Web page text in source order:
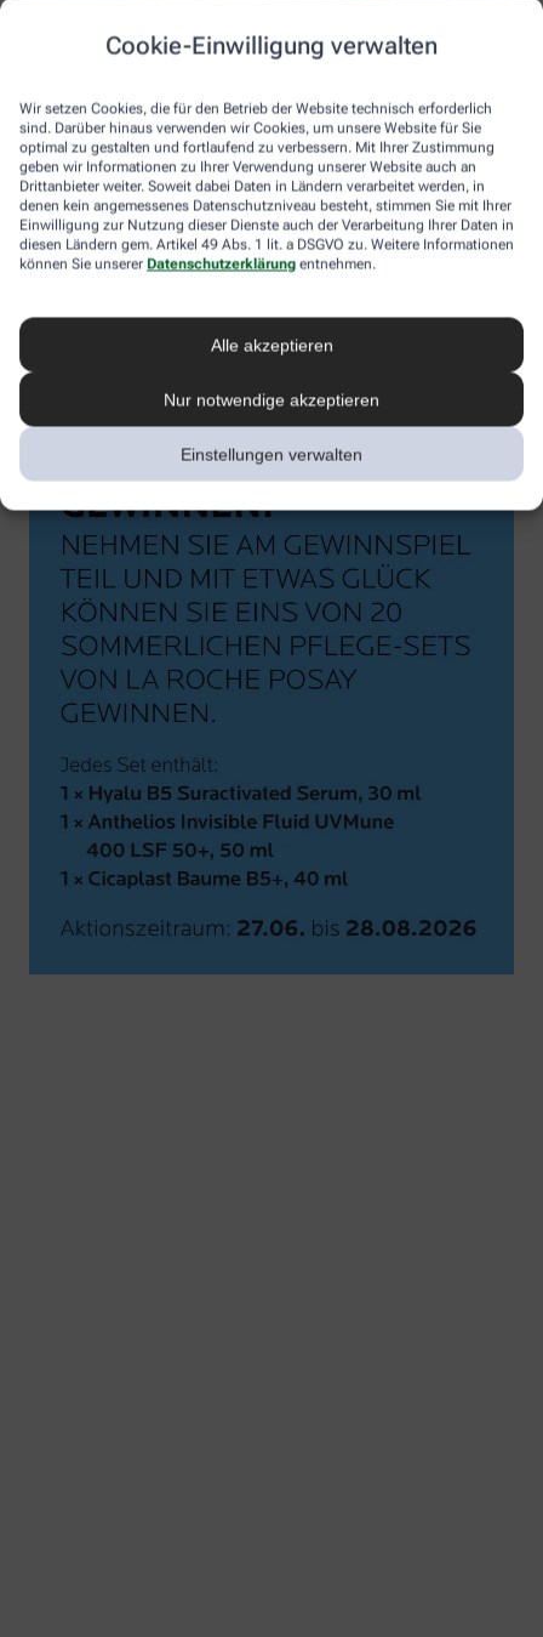
Cookie-Einwilligung verwalten
Wir setzen Cookies, die für den Betrieb der Website technisch erforderlich
sind. Darüber hinaus verwenden wir Cookies, um unsere Website für Sie
optimal zu gestalten und fortlaufend zu verbessern. Mit Ihrer Zustimmung
geben wir Informationen zu Ihrer Verwendung unserer Website auch an
Drittanbieter weiter. Soweit dabei Daten in Ländern verarbeitet werden, in
denen kein angemessenes Datenschutzniveau besteht, stimmen Sie mit Ihrer
Einwilligung zur Nutzung dieser Dienste auch der Verarbeitung Ihrer Daten in
diesen Ländern gem. Artikel 49 Abs. 1 lit. a DSGVO zu. Weitere Informationen
können Sie unserer Datenschutzerklärung entnehmen.
Alle akzeptieren
Nur notwendige akzeptieren
Einstellungen verwalten